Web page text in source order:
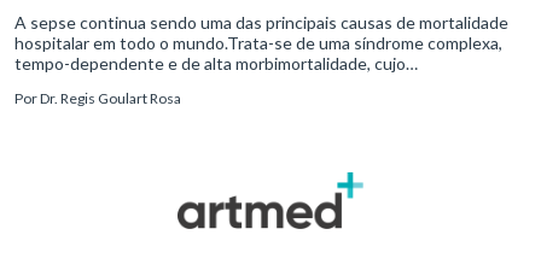
A sepse continua sendo uma das principais causas de mortalidade
hospitalar em todo o mundo.Trata-se de uma síndrome complexa,
tempo-dependente e de alta morbimortalidade, cujo
para o desfe
PorDr. Regis Goulart Rosa